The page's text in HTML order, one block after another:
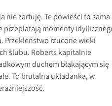
nie żartuję. Te powieści to sama
przeplatają momenty
Przekleństwo rzucone wieki
ślubu. Roberts kapitalnie
duchem błąkającym się
To brutalna układanka, w